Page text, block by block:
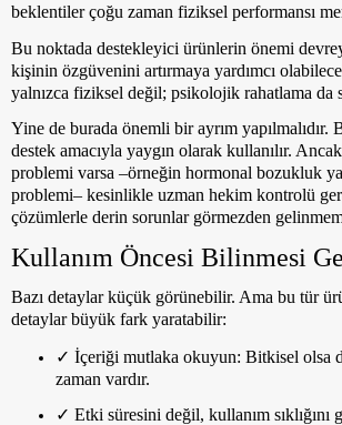
beklentiler çoğu zaman fiziksel performansı
Bu noktada destekleyici ürünlerin önemi
kişinin özgüvenini artırmaya yardımcı
yalnızca fiziksel değil; psikolojik rahatlama da
Yine de burada önemli bir ayrım yapılmalıdır.
destek amacıyla yaygın olarak kullanılır.
problemi varsa –örneğin hormonal bozukluk
problemi– kesinlikle uzman hekim kontrolü
çözümlerle derin sorunlar görmezden
Kullanım Öncesi Bilinmesi
Bazı detaylar küçük görünebilir. Ama bu tür
detaylar büyük fark yaratabilir:
✓ İçeriği mutlaka okuyun: Bitkisel olsa
zaman vardır.
✓ Etki süresini değil, kullanım sıklığını